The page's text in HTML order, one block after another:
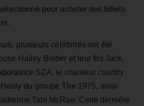
pour acheter des billets
plusieurs célébrités ont été
Hailey Bieber et leur fils Jack,
SZA, le chanteur country
du groupe The 1975, ainsi
Tate McRae. Cette dernière